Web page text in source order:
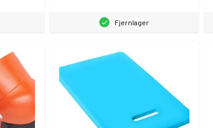
Fjernlager